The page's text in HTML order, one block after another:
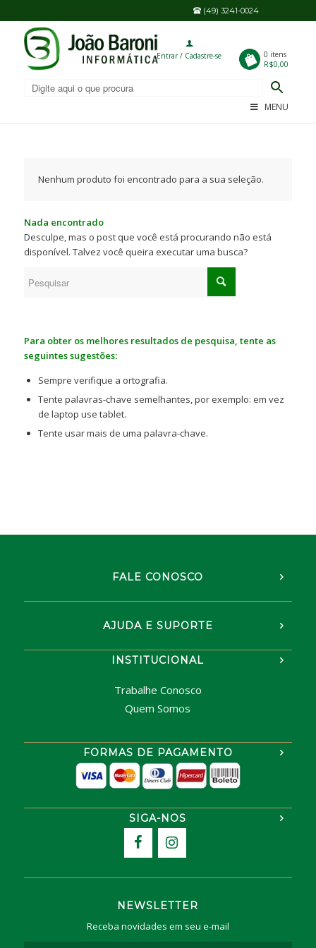
(49) 3241-0024
Entrar / Cadastre-se
0 itens
R$0,00
MENU
Nenhum produto foi encontrado para a sua seleção.
Nada encontrado
Desculpe, mas o post que você está procurando não está
disponível. Talvez você queira executar uma busca?
Para obter os melhores resultados de pesquisa, tente as
seguintes sugestões:
Sempre verifique a ortografia.
Tente palavras-chave semelhantes, por exemplo: em vez
de laptop use tablet.
Tente usar mais de uma palavra-chave.
FALE CONOSCO
AJUDA E SUPORTE
INSTITUCIONAL
Trabalhe Conosco
Quem Somos
FORMAS DE PAGAMENTO
SIGA-NOS
NEWSLETTER
Receba novidades em seu e-mail